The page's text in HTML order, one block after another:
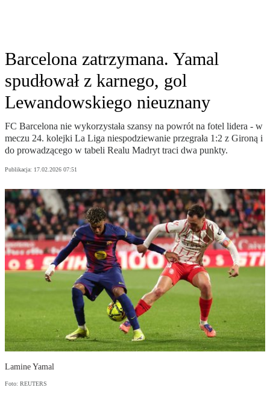
Barcelona zatrzymana. Yamal
spudłował z karnego, gol
Lewandowskiego nieuznany
FC Barcelona nie wykorzystała szansy na powrót na fotel lidera - w
meczu 24. kolejki La Liga niespodziewanie przegrała 1:2 z Gironą i
do prowadzącego w tabeli Realu Madryt traci dwa punkty.
Publikacja: 17.02.2026 07:51
Lamine Yamal
Foto: REUTERS